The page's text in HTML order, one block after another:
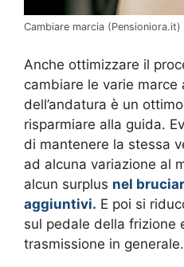
Cambiare marcia (Pensioniora.it)
Anche ottimizzare il
cambiare le varie marce
dell’andatura è un
risparmiare alla guida.
di mantenere la stessa
ad alcuna variazione al
alcun surplus nel
aggiuntivi. E poi si
sul pedale della frizione
trasmissione in generale.